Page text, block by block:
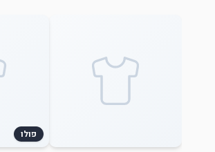
פולו